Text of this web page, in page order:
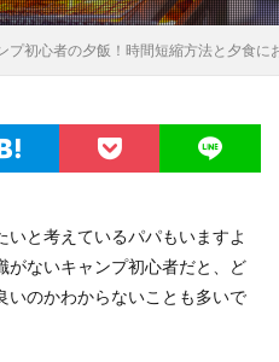
プ初心者の夕飯！時間短縮方法と夕食に
と考えているパパもいますよ
がないキャンプ初心者だと、ど
いのかわからないことも多いで